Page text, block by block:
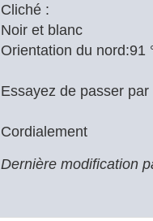
Cliché :
Noir et blanc
Orientation du nord:91
Essayez de passer
Cordialement
Dernière modification